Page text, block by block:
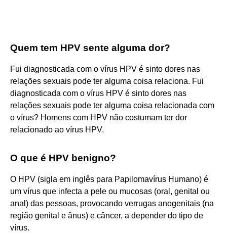
Quem tem HPV sente alguma dor?
Fui diagnosticada com o vírus HPV é sinto dores nas
relações sexuais pode ter alguma coisa relaciona. Fui
diagnosticada com o vírus HPV é sinto dores nas
relações sexuais pode ter alguma coisa relacionada com
o vírus? Homens com HPV não costumam ter dor
relacionado ao vírus HPV.
O que é HPV benigno?
O HPV (sigla em inglês para Papilomavírus Humano) é
um vírus que infecta a pele ou mucosas (oral, genital ou
anal) das pessoas, provocando verrugas anogenitais (na
região genital e ânus) e câncer, a depender do tipo de
vírus.